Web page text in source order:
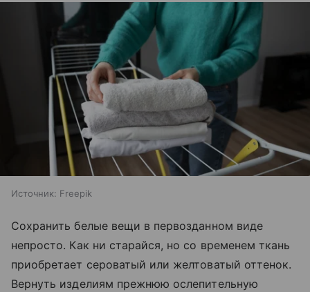
Источник: Freepik
Сохранить белые вещи в первозданном виде
непросто. Как ни старайся, но со временем ткань
приобретает сероватый или желтоватый оттенок.
Вернуть изделиям прежнюю ослепительную